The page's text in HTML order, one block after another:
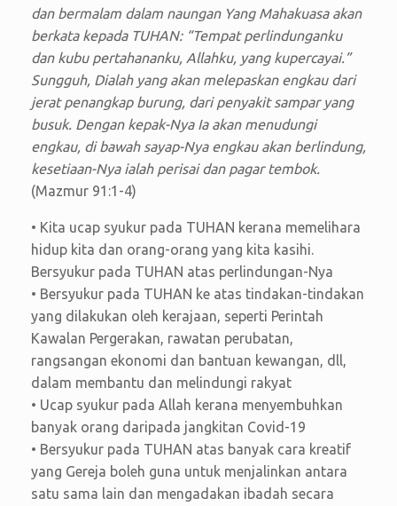
dan bermalam dalam naungan Yang Mahakuasa akan
berkata kepada TUHAN: “Tempat perlindunganku
dan kubu pertahananku, Allahku, yang kupercayai.”
Sungguh, Dialah yang akan melepaskan engkau dari
jerat penangkap burung, dari penyakit sampar yang
busuk. Dengan kepak-Nya Ia akan menudungi
engkau, di bawah sayap-Nya engkau akan berlindung,
kesetiaan-Nya ialah perisai dan pagar tembok.
(Mazmur 91:1-4)
• Kita ucap syukur pada TUHAN kerana memelihara
hidup kita dan orang-orang yang kita kasihi.
Bersyukur pada TUHAN atas perlindungan-Nya
• Bersyukur pada TUHAN ke atas tindakan-tindakan
yang dilakukan oleh kerajaan, seperti Perintah
Kawalan Pergerakan, rawatan perubatan,
rangsangan ekonomi dan bantuan kewangan, dll,
dalam membantu dan melindungi rakyat
• Ucap syukur pada Allah kerana menyembuhkan
banyak orang daripada jangkitan Covid-19
• Bersyukur pada TUHAN atas banyak cara kreatif
yang Gereja boleh guna untuk menjalinkan antara
satu sama lain dan mengadakan ibadah secara